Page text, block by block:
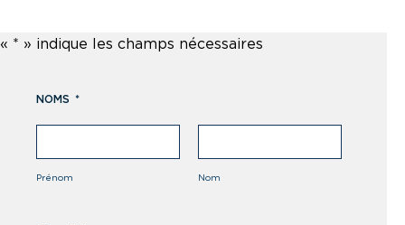
« * » indique les champs nécessaires
NOMS *
Prénom Nom